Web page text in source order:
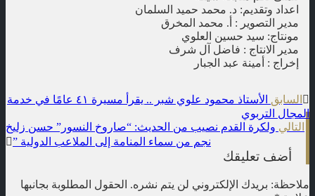
اعداد وتقديم: د. محمد حميد السلمان
مدير التصوير : أ. محمد المخرق
مونتاج: سيد حسين العلوي
مدير الانتاج : فاضل آل شرف
إخراج : أمينة عبد الجبار
السابق
الأستاذ محمود علوي شبر .. يقرأ مسيرة ٤١ عامًا في خدمة
المجال التربوي
التالي ولكرة القدم نصيب من الحديث: “صاروخ النسور” حسن زليخ
نجم من سماء المنامة إلى الملاعب الدولية ”
أضف تعليقك
ملاحظة: بريدك الإلكتروني لن يتم نشره. الحقول المطلوبة بجانبها